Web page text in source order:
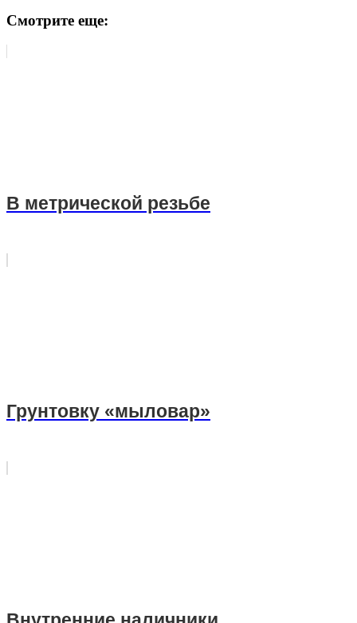
Смотрите еще:
В метрической резьбе
Грунтовку «мыловар»